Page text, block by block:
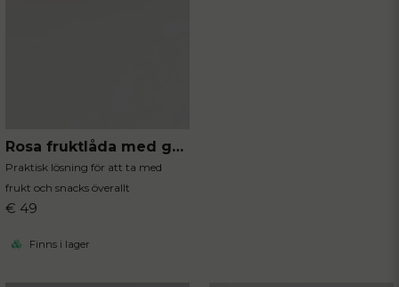
Rosa fruktlåda med gaffel
Praktisk lösning för att ta med
frukt och snacks överallt
€ 49
Finns i lager